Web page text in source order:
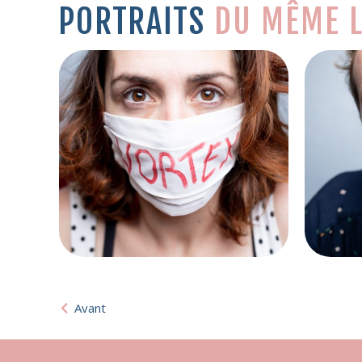
PORTRAITS DU MÊME
Avant